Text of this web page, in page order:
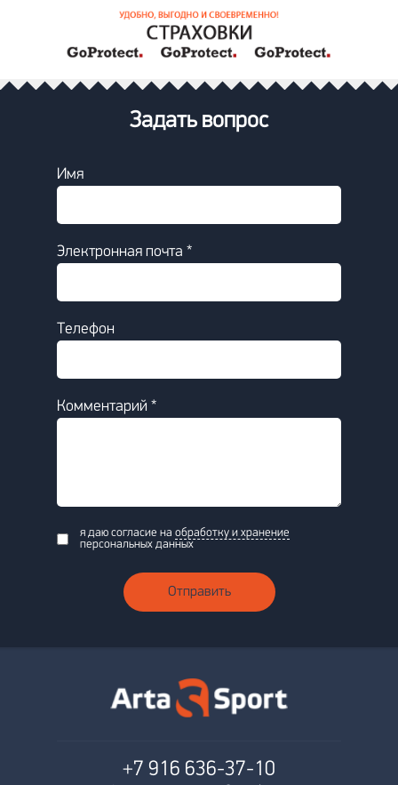
Задать вопрос
Имя
Электронная почта *
Телефон
Комментарий *
я даю согласие на обработку и хранение
персональных данных
Отправить
+7 916 636-37-10